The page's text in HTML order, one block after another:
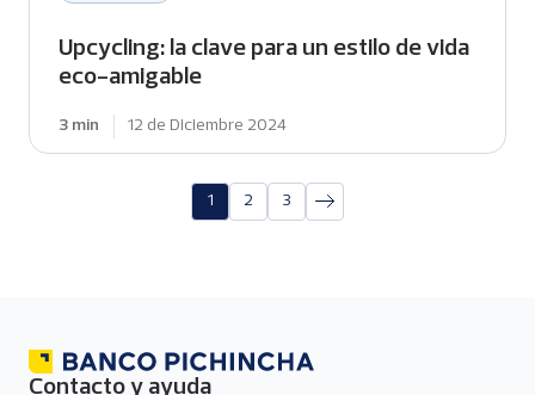
Upcycling: la clave para un estilo de vida
eco-amigable
3 min 12 de Diciembre 2024
1 2 3
Contacto y ayuda